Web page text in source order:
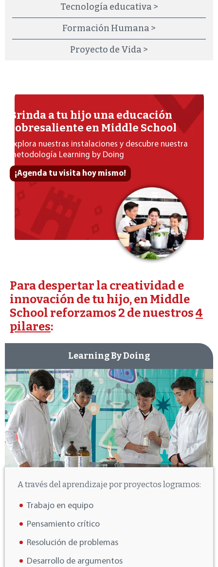
Tecnología educativa >
Formación Humana >
Proyecto de Vida >
Brinda a tu hijo una educación
sobresaliente en Middle School
Explora nuestras instalaciones y descubre nuestra
metodología Learning by Doing
¡Agenda tu visita hoy mismo!
Para despertar la creatividad e
innovación de tu hijo, en Middle
School reforzamos 2 de nuestros4
pilares:
Learning By Doing
A través del aprendizaje por proyectos logramos:
Trabajo en equipo
Pensamiento crítico
Resolución de problemas
Desarrollo de argumentos